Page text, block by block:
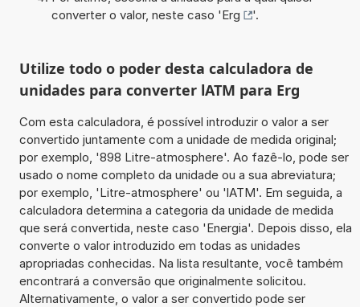
converter o valor, neste caso 'Erg '.
Utilize todo o poder desta calculadora de
unidades para converter lATM para Erg
Com esta calculadora, é possível introduzir o valor a ser
convertido juntamente com a unidade de medida original;
por exemplo, '898 Litre-atmosphere'. Ao fazê-lo, pode ser
usado o nome completo da unidade ou a sua abreviatura;
por exemplo, 'Litre-atmosphere' ou 'lATM'. Em seguida, a
calculadora determina a categoria da unidade de medida
que será convertida, neste caso 'Energia'. Depois disso, ela
converte o valor introduzido em todas as unidades
apropriadas conhecidas. Na lista resultante, você também
encontrará a conversão que originalmente solicitou.
Alternativamente, o valor a ser convertido pode ser